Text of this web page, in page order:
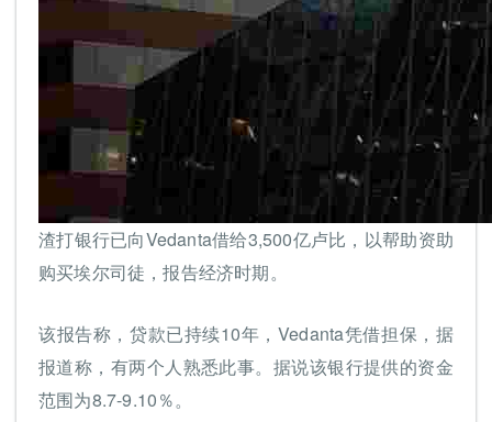
渣打银行已向Vedanta借给3,500亿卢比，以帮助资助
购买埃尔司徒，报告经济时期。
该报告称，贷款已持续10年，Vedanta凭借担保，据
报道称，有两个人熟悉此事。据说该银行提供的资金
范围为8.7-9.10％。